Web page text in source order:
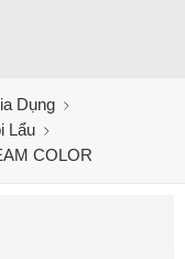
Dụng
Lẩu
COLOR